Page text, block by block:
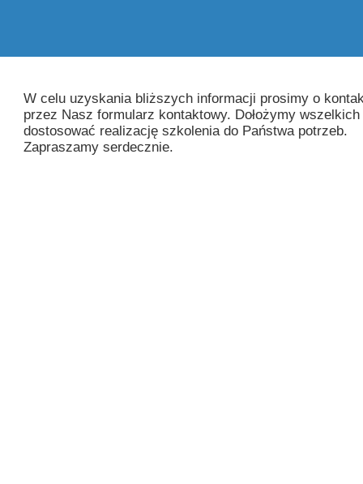
W celu uzyskania bliższych informacji prosimy o
przez Nasz formularz kontaktowy. Dołożymy
dostosować realizację szkolenia do Państwa potrzeb.
Zapraszamy serdecznie.